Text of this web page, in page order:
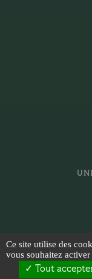
Ce site utilise des
vous souhaitez activer
Tout